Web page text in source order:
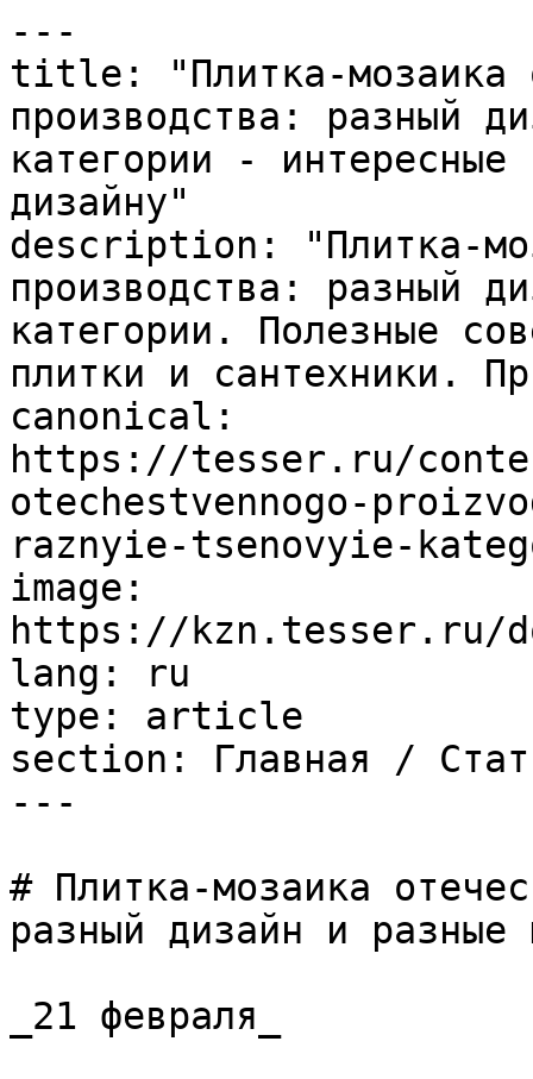
---
title: "Плитка-мозаика
производства: разный
категории -
дизайну"
description: "Плитка-
производства: разный
категории. Полезные
плитки и сантехники.
canonical:
https://tesser.ru/
otechestvennogo-
raznyie-tsenovyie-
image:
https://kzn.tesser.ru/
lang: ru
type: article
section: Главная /
---
# Плитка-мозаика
разный дизайн и разные
_21 февраля_